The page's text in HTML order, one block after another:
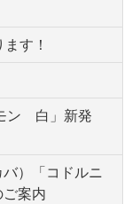
す！
ン 白」新発
）「コドルニ
案内